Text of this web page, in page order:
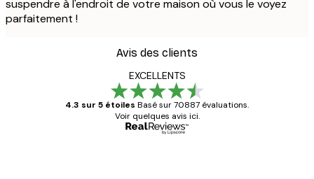
suspendre à l'endroit de votre maison où vous le voyez
parfaitement !
Avis des clients
EXCELLENTS
4.3 sur 5 étoiles Basé sur 70887 évaluations.
Voir quelques avis ici.